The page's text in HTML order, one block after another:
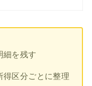
細を残す
得区分ごとに整理